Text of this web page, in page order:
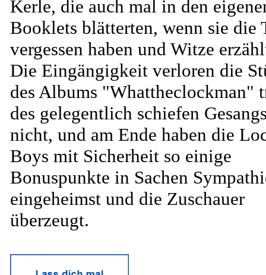
Kerle, die auch mal in den
Booklets blätterten, wenn sie die
vergessen haben und Witze
Die Eingängigkeit verloren die
des Albums "Whattheclockman"
des gelegentlich schiefen
nicht, und am Ende haben die
Boys mit Sicherheit so einige
Bonuspunkte in Sachen
eingeheimst und die Zuschauer
überzeugt.